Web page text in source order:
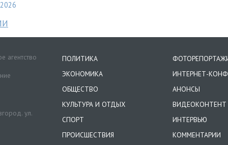
2026
агентство
ул.
ПОЛИТИКА
ЭКОНОМИКА
ОБЩЕСТВО
КУЛЬТУРА И ОТДЫХ
СПОРТ
ПРОИСШЕСТВИЯ
ИНТЕРНЕТ-
АНОНСЫ
ВИДЕОКОНТЕНТ
ИНТЕРВЬЮ
КОММЕНТАРИИ